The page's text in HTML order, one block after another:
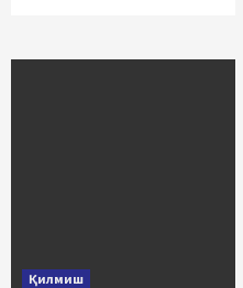
Қилмиш